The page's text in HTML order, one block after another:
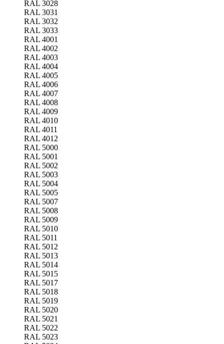
RAL 3028
RAL 3031
RAL 3032
RAL 3033
RAL 4001
RAL 4002
RAL 4003
RAL 4004
RAL 4005
RAL 4006
RAL 4007
RAL 4008
RAL 4009
RAL 4010
RAL 4011
RAL 4012
RAL 5000
RAL 5001
RAL 5002
RAL 5003
RAL 5004
RAL 5005
RAL 5007
RAL 5008
RAL 5009
RAL 5010
RAL 5011
RAL 5012
RAL 5013
RAL 5014
RAL 5015
RAL 5017
RAL 5018
RAL 5019
RAL 5020
RAL 5021
RAL 5022
RAL 5023